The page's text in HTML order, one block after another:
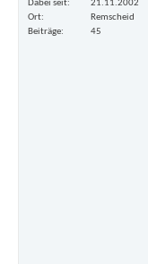
Dabei seit
21.11.2002
Ort
Remscheid
Beiträge
45